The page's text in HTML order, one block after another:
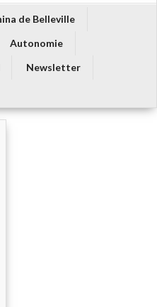
de Belleville
Autonomie
Newsletter